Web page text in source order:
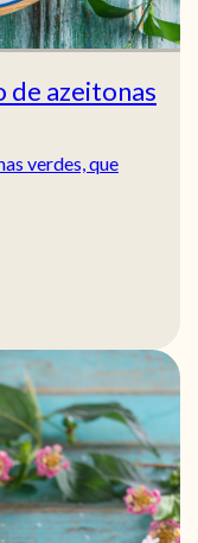
de azeitonas
verdes, que